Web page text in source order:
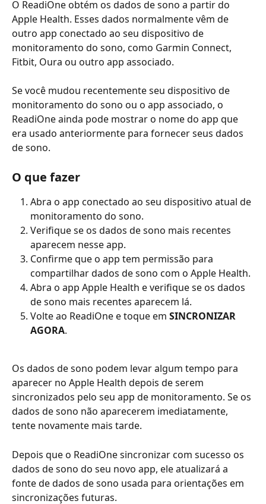
O ReadiOne obtém os dados de sono a partir do
Apple Health. Esses dados normalmente vêm de
outro app conectado ao seu dispositivo de
monitoramento do sono, como Garmin Connect,
Fitbit, Oura ou outro app associado.
Se você mudou recentemente seu dispositivo de
monitoramento do sono ou o app associado, o
ReadiOne ainda pode mostrar o nome do app que
era usado anteriormente para fornecer seus dados
de sono.
O que fazer
Abra o app conectado ao seu dispositivo atual de
monitoramento do sono.
Verifique se os dados de sono mais recentes
aparecem nesse app.
Confirme que o app tem permissão para
compartilhar dados de sono com o Apple Health.
Abra o app Apple Health e verifique se os dados
de sono mais recentes aparecem lá.
Volte ao ReadiOne e toque em SINCRONIZAR
AGORA.
Os dados de sono podem levar algum tempo para
aparecer no Apple Health depois de serem
sincronizados pelo seu app de monitoramento. Se os
dados de sono não aparecerem imediatamente,
tente novamente mais tarde.
Depois que o ReadiOne sincronizar com sucesso os
dados de sono do seu novo app, ele atualizará a
fonte de dados de sono usada para orientações em
sincronizações futuras.